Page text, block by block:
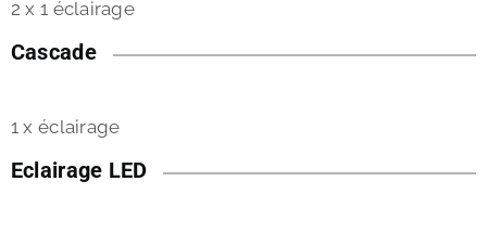
2 x 1 éclairage
Cascade
1 x éclairage
Eclairage LED